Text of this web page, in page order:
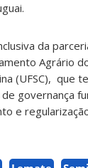
da
Agrário
(UFSC),
governança
e